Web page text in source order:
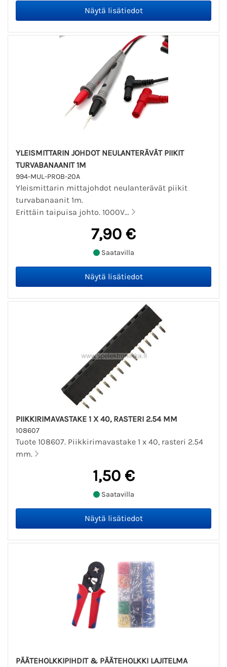
YLEISMITTARIN JOHDOT NEULANTERÄVÄT PIIKIT
TURVABANAANIT 1M
994-MUL-PROB-20A
Yleismittarin mittajohdot neulanterävät piikit
turvabanaanit 1m.
Erittäin taipuisa johto. 1000V...
7,90 €
Saatavilla
PIIKKIRIMAVASTAKE 1 X 40, RASTERI 2.54 MM
108607
Tuote 108607. Piikkirimavastake 1 x 40, rasteri 2.54
mm.
1,50 €
Saatavilla
PÄÄTEHOLKKIPIHDIT & PÄÄTEHOLKKI LAJITELMA